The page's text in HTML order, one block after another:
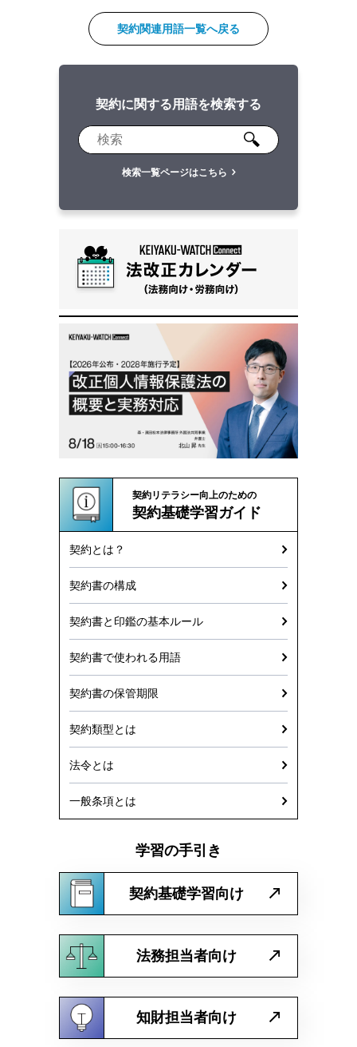
e
契約関連用語一覧へ戻る
契約に関する用語を検索する
検索一覧ページはこちら
契約リテラシー向上のための
契約基礎学習ガイド
契約とは？
契約書の構成
契約書と印鑑の基本ルール
契約書で使われる用語
契約書の保管期限
契約類型とは
法令とは
一般条項とは
学習の手引き
契約基礎学習向け
法務担当者向け
知財担当者向け